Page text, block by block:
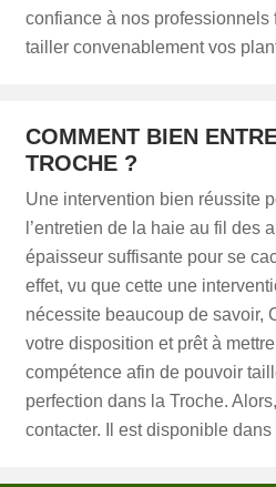
confiance à nos
tailler convenablement vos
COMMENT BIEN
TROCHE ?
Une intervention bien réussite
l’entretien de la haie au fil des
épaisseur suffisante pour se
effet, vu que cette une
nécessite beaucoup de savoir,
votre disposition et prêt à
compétence afin de pouvoir
perfection dans la Troche.
contacter. Il est disponible dans